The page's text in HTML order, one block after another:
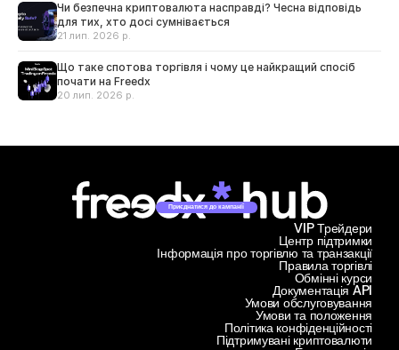
Чи безпечна криптовалюта насправді? Чесна відповідь
для тих, хто досі сумнівається
21 лип. 2026 р.
Що таке спотова торгівля і чому це найкращий спосіб
почати на Freedx
20 лип. 2026 р.
Приєднатися до кампанії
Центр підтримки
Інформація про торгівлю та транзакції
VIP Трейдери
Правила торгівлі
Обмінні курси
Документація API
Умови обслуговування
Умови та положення
Політика конфіденційності
Підтримувані криптовалюти